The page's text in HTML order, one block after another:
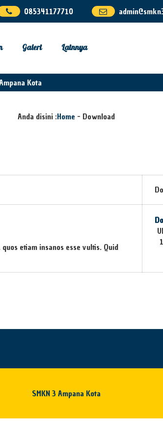
085341177710
Galeri Lainnya
Kota
Anda disini :Home - Download
etiam insanos esse vultis. Quid
SMKN 3 Ampana Kota